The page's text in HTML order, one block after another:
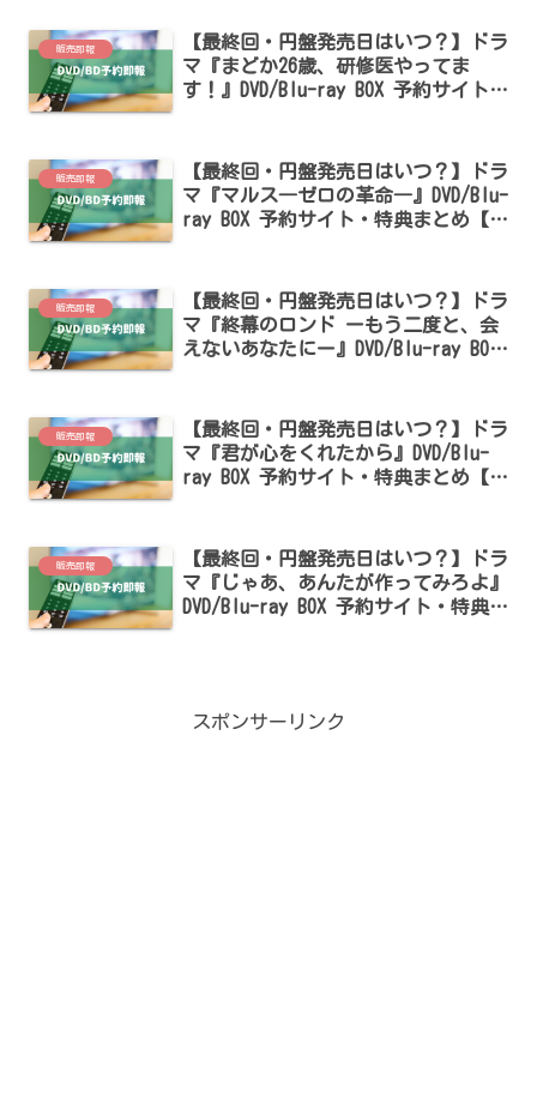
販売即報
【最終回・円盤発売日はいつ？】ドラ
マ『まどか26歳、研修医やってま
す！』DVD/Blu-ray BOX 予約サイト・
販売即報
【最終回・円盤発売日はいつ？】ドラ
マ『マルス―ゼロの革命―』DVD/Blu-
ray BOX 予約サイト・特典まとめ【道
販売即報
【最終回・円盤発売日はいつ？】ドラ
マ『終幕のロンド ーもう二度と、会
えないあなたにー』DVD/Blu-ray BOX
販売即報
【最終回・円盤発売日はいつ？】ドラ
マ『君が心をくれたから』DVD/Blu-
ray BOX 予約サイト・特典まとめ【永
販売即報
【最終回・円盤発売日はいつ？】ドラ
マ『じゃあ、あんたが作ってみろよ』
DVD/Blu-ray BOX 予約サイト・特典ま
スポンサーリンク